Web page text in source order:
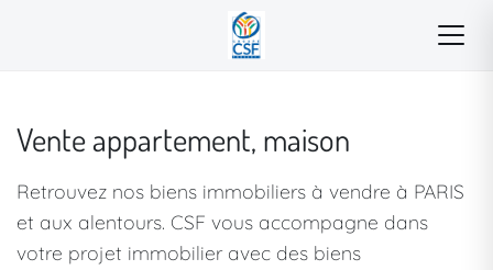
Vente appartement, maison
Retrouvez nos biens immobiliers à vendre à PARIS
et aux alentours. CSF vous accompagne dans
votre projet immobilier avec des biens